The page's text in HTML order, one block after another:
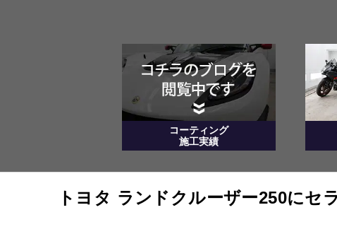
コーティング
施工実績
トヨタ ランドクルーザー250にセ